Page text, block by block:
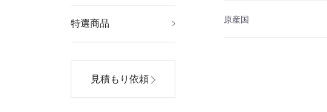
特選商品 AV・デジモノ
スポーツ・レジャー
美容・コスメ
家電
ダイエット・健康
ホビー・エトセトラ
生活用品・インテリ
ファッション
見積もり依頼
原産国